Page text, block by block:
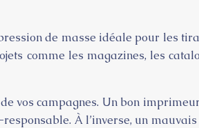
de masse idéale pour les
comme les magazines, les
vos campagnes. Un bon
À l’inverse, un